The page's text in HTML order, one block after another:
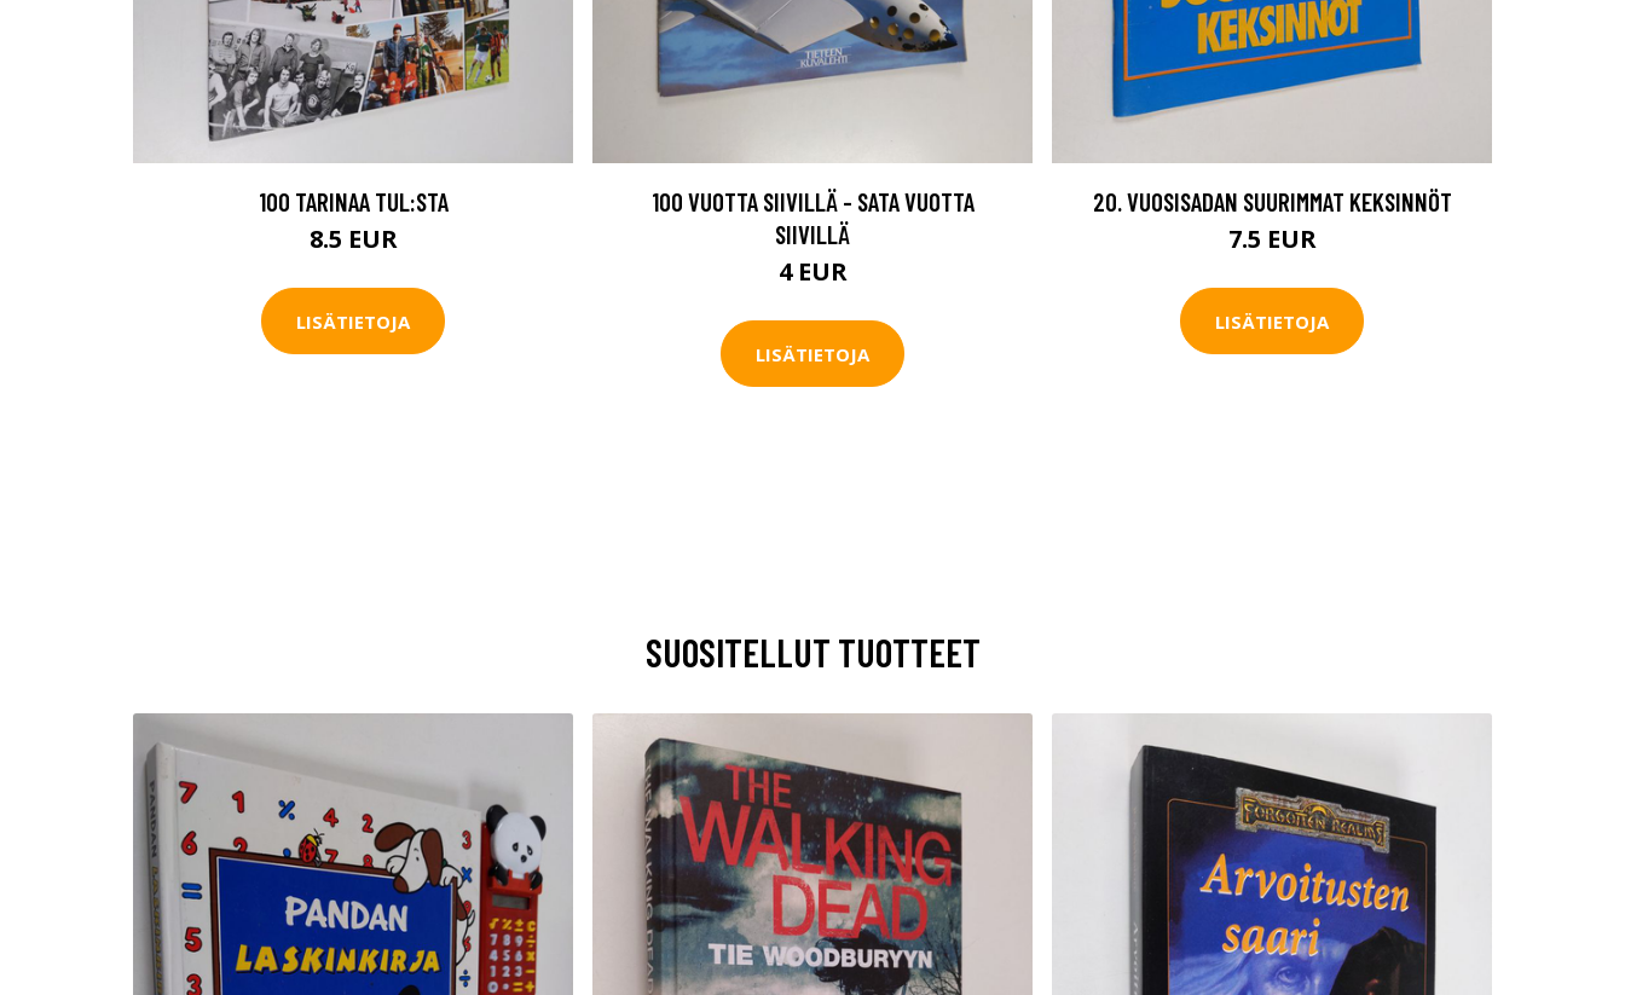
100 TARINAA TUL:STA
8.5 EUR
LISÄTIETOJA
100 VUOTTA SIIVILLÄ - SATA VUOTTA
SIIVILLÄ
4 EUR
LISÄTIETOJA
20. VUOSISADAN SUURIMMAT KEKSINNÖT
7.5 EUR
LISÄTIETOJA
SUOSITELLUT TUOTTEET